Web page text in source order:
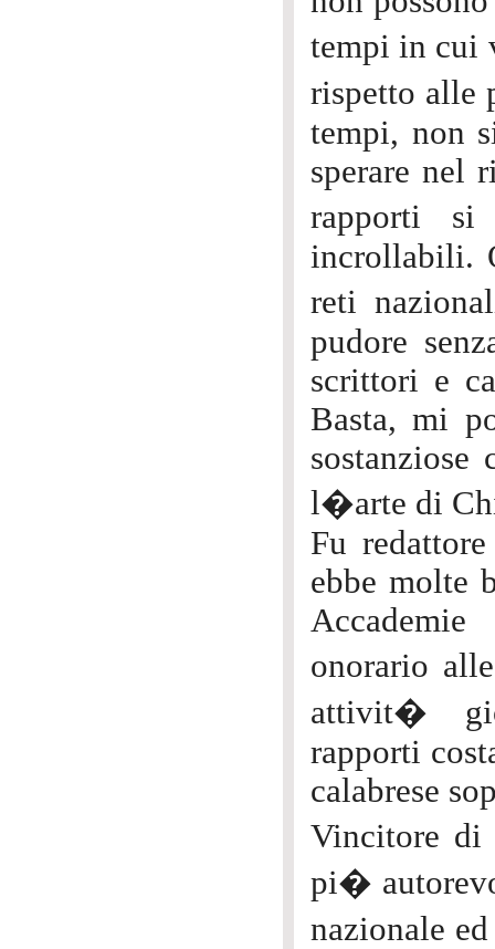
tempi in cui
rispetto alle
tempi, non
sperare nel
rapporti si
incrollabili.
reti
pudore
scrittori e
Basta, mi
l�arte di
Fu
ebbe molte
onorario
attivit�
rapporti
calabrese
Vincitore
pi�
nazionale